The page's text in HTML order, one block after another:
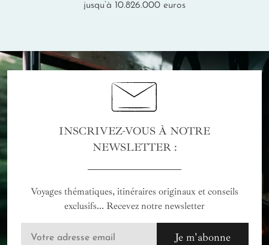
jusqu’à 10.826.000 euros
INSCRIVEZ-VOUS À NOTRE
NEWSLETTER :
Voyages thématiques, itinéraires originaux et conseils
exclusifs... Recevez notre newsletter
Je m'abonne